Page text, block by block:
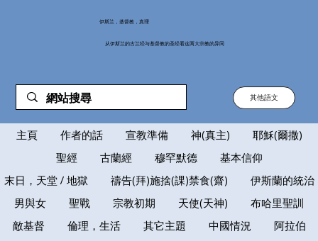
伊斯兰，基督教，真理
从伊斯兰的古兰经与基督教的圣经看这两大宗教的异同
其他語文
主頁 作者的話 宣教準備 神(真主)
耶穌(爾撒)
聖經
古蘭經 穆罕默德
基本信仰
末日，天堂 / 地獄
禱告(拜)施捨(課)禁食(齋)
伊斯蘭的統治
男與女
聖戰 宗教初期 天使(天神)
布哈里聖訓
敵基督
倫理，生活 其它主題 中國情況
阿拉伯